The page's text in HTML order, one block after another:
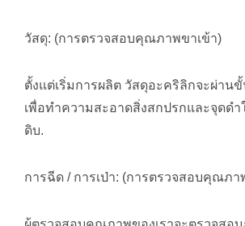
วัสดุ: (การตรวจสอบคุณภาพขาเข้า)
ตั้งแต่เริ่มการผลิต วัสดุอะคริลิกจะผ่าน
เพื่อทำความสะอาดสิ่งสกปรกและจุดด
ดิบ.
การฉีด / การเป่า: (การตรวจสอบคุณภ